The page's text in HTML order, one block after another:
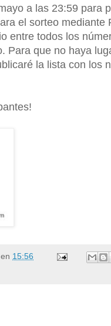
a las 23:59 para
el sorteo mediante
entre todos los
Para que no haya
la lista con los
en 15:56